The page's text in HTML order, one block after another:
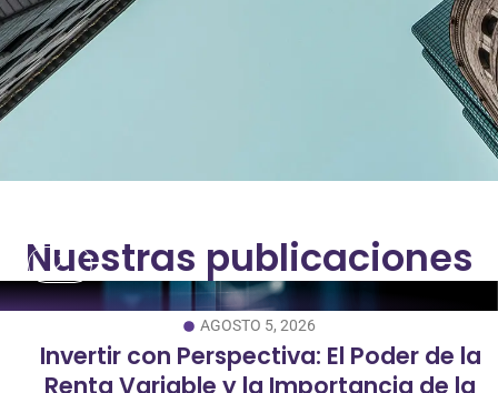
Nuestras publicaciones
AGOSTO 5, 2026
Invertir con Perspectiva: El Poder de la
Renta Variable y la Importancia de la